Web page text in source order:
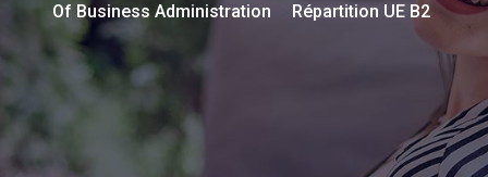
Of Business Administration
Répartition UE B2